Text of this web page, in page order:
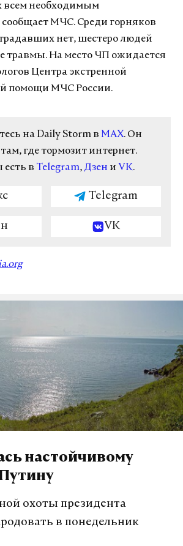
всем необходимым
сообщает МЧС. Среди горняков
нет, шестеро людей
травмы. На место ЧП ожидается
Центра экстренной
помощи МЧС России.
на Daily Storm в MAX. Он
где тормозит интернет.
в Telegram, Дзен и VK.
Telegram
VK
настойчивому
охоты президента
в понедельник